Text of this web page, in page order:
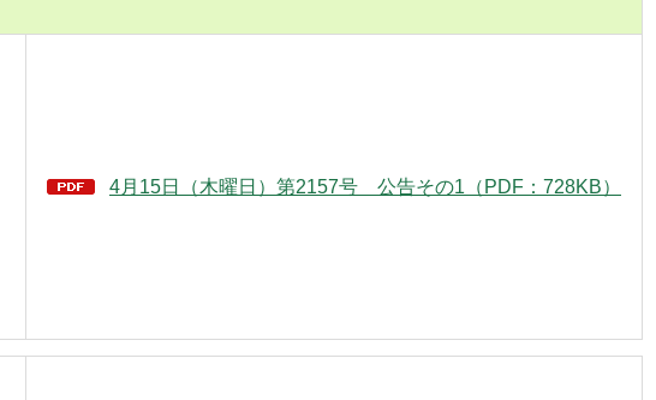
4月15日（木曜日）第2157号 公告その1（PDF：728KB）